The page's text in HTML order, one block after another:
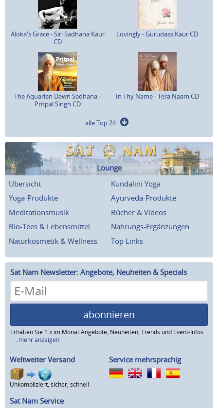
Aloka's Grace - Siri Sadhana Kaur
CD
Lovingly - Gurudass Kaur CD
The Aquarian Dawn Sadhana -
Pritpal Singh CD
In Thy Name - Tera Naam CD
alle Top 24
Lounge
Übersicht
Kundalini Yoga
Yoga-Produkte
Ayurveda-Produkte
Meditationsmusik
Bücher & Videos
Bio-Tees & Lebensmittel
Nahrungs-Ergänzungen
Naturkosmetik & Wellness
Top Links
Sat Nam Newsletter: Angebote, Neuheiten & Specials
abonnieren
Erhalten Sie 1 x im Monat Angebote, Neuheiten, Trends und Event-Infos
...mehr anzeigen
Weltweiter Versand
Unkompliziert, sicher, schnell
Service mehrsprachig
Sat Nam Service